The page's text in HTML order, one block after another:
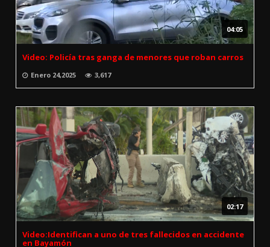
04:05
Video: Policía tras ganga de menores que roban carros
Enero 24,2025 3,617
02:17
Video:Identifican a uno de tres fallecidos en accidente
en Bayamón